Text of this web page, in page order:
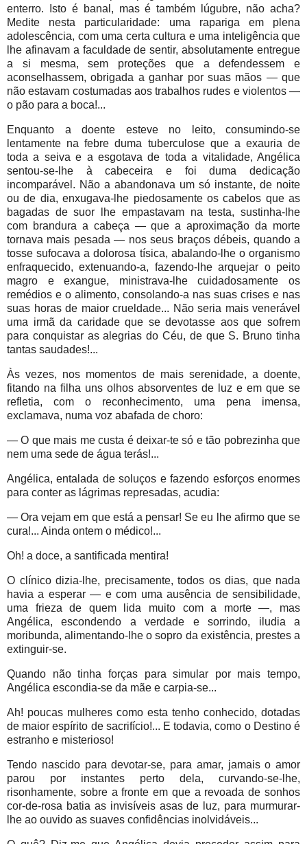
enterro. Isto é banal, mas é também lúgubre, não acha?
Medite nesta particularidade: uma rapariga em plena
adolescência, com uma certa cultura e uma inteligência que
lhe afinavam a faculdade de sentir, absolutamente entregue
a si mesma, sem proteções que a defendessem e
aconselhassem, obrigada a ganhar por suas mãos — que
não estavam costumadas aos trabalhos rudes e violentos —
o pão para a boca!...
Enquanto a doente esteve no leito, consumindo-se
lentamente na febre duma tuberculose que a exauria de
toda a seiva e a esgotava de toda a vitalidade, Angélica
sentou-se-lhe à cabeceira e foi duma dedicação
incomparável. Não a abandonava um só instante, de noite
ou de dia, enxugava-lhe piedosamente os cabelos que as
bagadas de suor lhe empastavam na testa, sustinha-lhe
com brandura a cabeça — que a aproximação da morte
tornava mais pesada — nos seus braços débeis, quando a
tosse sufocava a dolorosa tísica, abalando-lhe o organismo
enfraquecido, extenuando-a, fazendo-lhe arquejar o peito
magro e exangue, ministrava-lhe cuidadosamente os
remédios e o alimento, consolando-a nas suas crises e nas
suas horas de maior crueldade... Não seria mais venerável
uma irmã da caridade que se devotasse aos que sofrem
para conquistar as alegrias do Céu, de que S. Bruno tinha
tantas saudades!...
Às vezes, nos momentos de mais serenidade, a doente,
fitando na filha uns olhos absorventes de luz e em que se
refletia, com o reconhecimento, uma pena imensa,
exclamava, numa voz abafada de choro:
— O que mais me custa é deixar-te só e tão pobrezinha que
nem uma sede de água terás!...
Angélica, entalada de soluços e fazendo esforços enormes
para conter as lágrimas represadas, acudia:
— Ora vejam em que está a pensar! Se eu lhe afirmo que se
cura!... Ainda ontem o médico!...
Oh! a doce, a santificada mentira!
O clínico dizia-lhe, precisamente, todos os dias, que nada
havia a esperar — e com uma ausência de sensibilidade,
uma frieza de quem lida muito com a morte —, mas
Angélica, escondendo a verdade e sorrindo, iludia a
moribunda, alimentando-lhe o sopro da existência, prestes a
extinguir-se.
Quando não tinha forças para simular por mais tempo,
Angélica escondia-se da mãe e carpia-se...
Ah! poucas mulheres como esta tenho conhecido, dotadas
de maior espírito de sacrifício!... E todavia, como o Destino é
estranho e misterioso!
Tendo nascido para devotar-se, para amar, jamais o amor
parou por instantes perto dela, curvando-se-lhe,
risonhamente, sobre a fronte em que a revoada de sonhos
cor-de-rosa batia as invisíveis asas de luz, para murmurar-
lhe ao ouvido as suaves confidências inolvidáveis...